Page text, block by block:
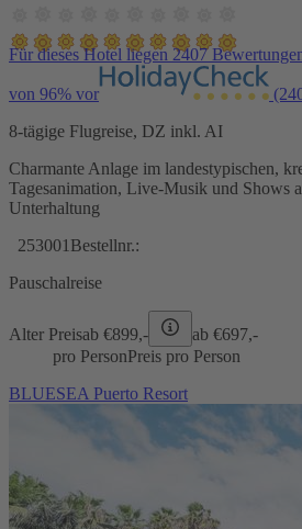
Für dieses Hotel liegen 2407
von 96% vor
8-tägige Flugreise, DZ inkl. AI
Charmante Anlage im landestypischen,
Tagesanimation, Live-Musik und Shows
Unterhaltung
253001 Bestellnr.:
Pauschalreise
Alter Preisab €899,- ab €697,-
pro PersonPreis pro Person
BLUESEA Puerto Resort